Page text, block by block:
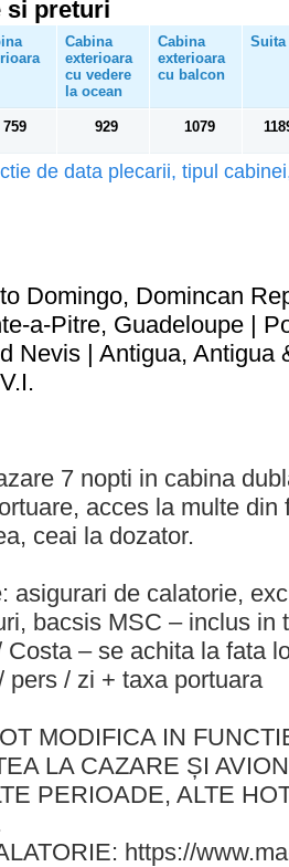
si preturi
Cabina
exterioara
cu vedere
la ocean
Cabina
exterioara
cu balcon
Suita
759 929 1079
de data plecarii, tipul
Domingo, Domincan
a-Pitre, Guadeloupe |
Nevis | Antigua, Antigua
7 nopti in cabina
acces la multe din
ceai la dozator.
asigurari de calatorie,
bacsis MSC – inclus in
– se achita la fata
pers / zi + taxa portuara
MODIFICA IN
LA CAZARE ȘI
PERIOADE, ALTE
https://